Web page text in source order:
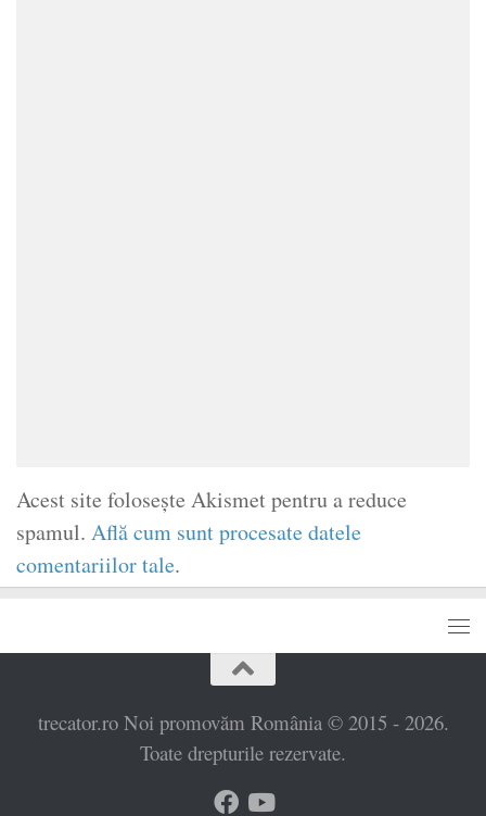
Acest site folosește Akismet pentru a reduce
spamul. Află cum sunt procesate datele
comentariilor tale.
trecator.ro Noi promovăm România © 2015 - 2026.
Toate drepturile rezervate.